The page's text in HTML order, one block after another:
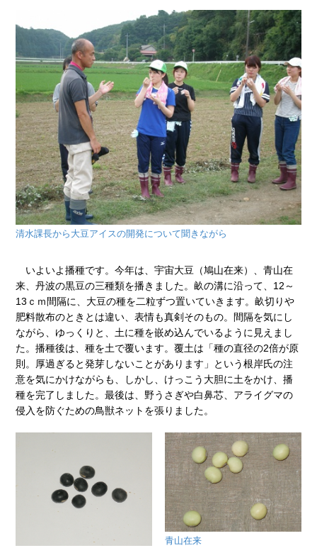
清水課長から大豆アイスの開発について聞きながら
いよいよ播種です。今年は、宇宙大豆（鳩山在来）、青山在
来、丹波の黒豆の三種類を播きました。畝の溝に沿って、12～
13ｃｍ間隔に、大豆の種を二粒ずつ置いていきます。畝切りや
肥料散布のときとは違い、表情も真剣そのもの。間隔を気にし
ながら、ゆっくりと、土に種を嵌め込んでいるように見えまし
た。播種後は、種を土で覆います。覆土は「種の直径の2倍が原
則。厚過ぎると発芽しないことがあります」という根岸氏の注
意を気にかけながらも、しかし、けっこう大胆に土をかけ、播
種を完了しました。最後は、野うさぎや白鼻芯、アライグマの
侵入を防ぐための鳥獣ネットを張りました。
青山在来